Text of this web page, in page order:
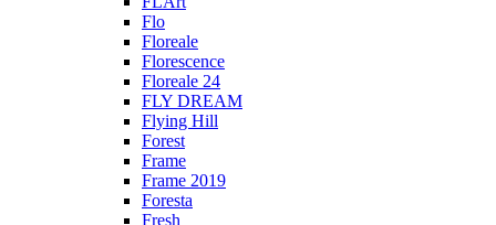
Flo
Floreale
Florescence
Floreale 24
FLY DREAM
Flying Hill
Forest
Frame
Frame 2019
Foresta
Fresh